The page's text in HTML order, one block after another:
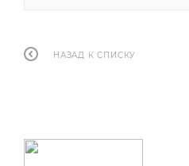
НАЗАД К СПИСКУ